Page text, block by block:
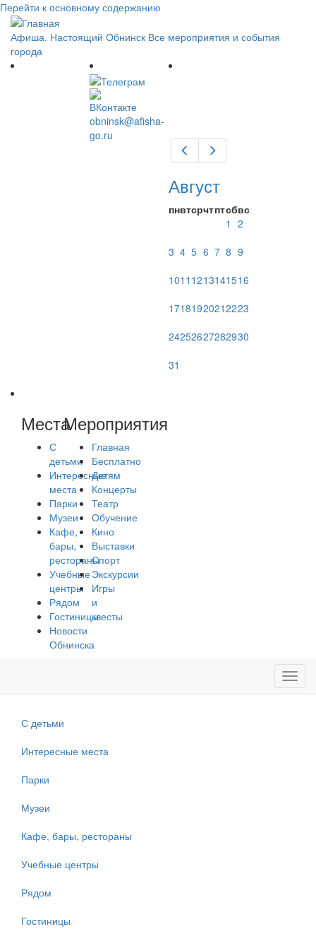
Перейти к основному содержанию
Афиша. Настоящий Обнинск Все мероприятия и события
города
obninsk@afisha-
go.ru
Предыдущий
Август
пнвтсрчтптсбвс
1 2
3 4 5 6 7 8 9
1011 1213141516
17181920212223
24252627282930
31
Места
С
детьми
Интересные
места
Парки
Музеи
Кафе,
бары,
рестораны
Учебные
центры
Рядом
Гостиницы
Новости
Обнинска
Мероприятия
Главная
Бесплатно
Детям
Концерты
Театр
Обучение
Кино
Выставки
Спорт
Экскурсии
Игры
и
квесты
С детьми
Интересные места
Парки
Музеи
Кафе, бары, рестораны
Учебные центры
Рядом
Гостиницы